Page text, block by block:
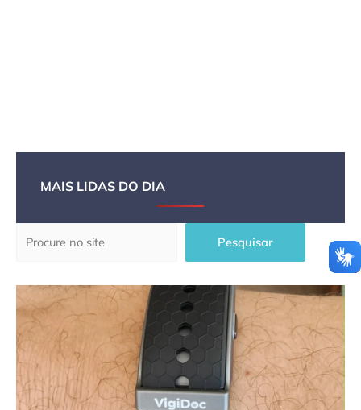
MAIS LIDAS DO DIA
Pesquisar